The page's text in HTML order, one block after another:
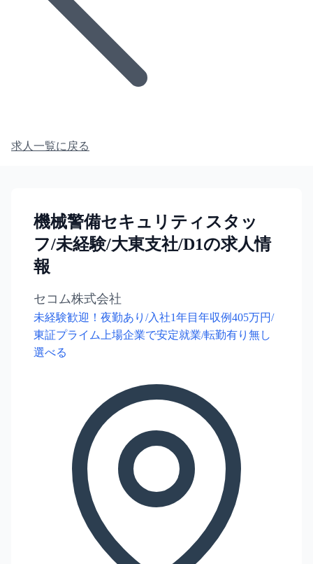
求人一覧に戻る
機械警備セキュリティスタッ
フ/未経験/大東支社/D1の求人情
報
セコム株式会社
未経験歓迎！夜勤あり/入社1年目年収例405万円/
東証プライム上場企業で安定就業/転勤有り無し
選べる